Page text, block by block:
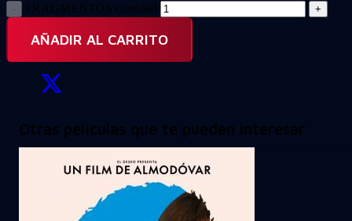
FRAGMENTOS cantidad
AÑADIR AL CARRITO
Otras películas que te pueden interesar